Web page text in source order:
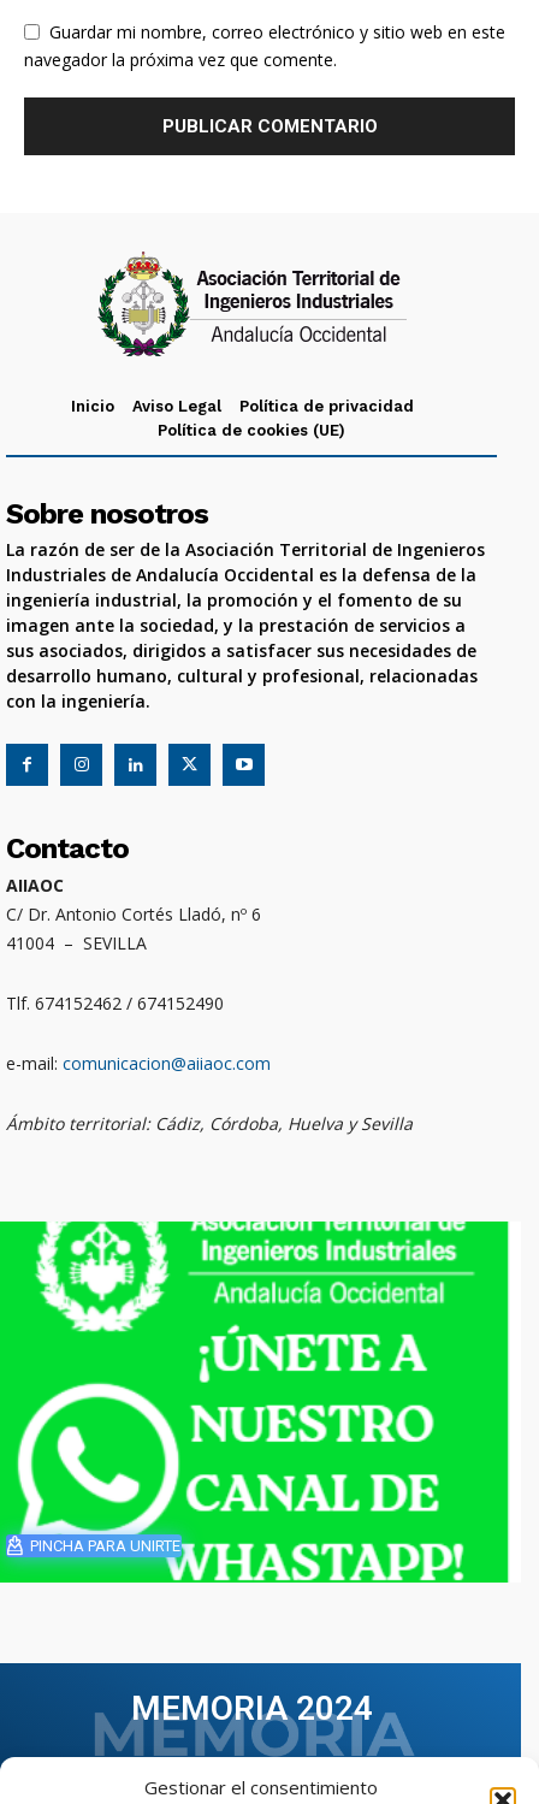
Gestionar el consentimiento
Guardar mi nombre, correo electrónico y sitio web en este
navegador la próxima vez que comente.
Inicio Aviso Legal
Política de privacidad
Política de cookies (UE)
Sobre nosotros
La razón de ser de la Asociación Territorial de Ingenieros
Industriales de Andalucía Occidental es la defensa de la
ingeniería industrial, la promoción y el fomento de su
imagen ante la sociedad, y la prestación de servicios a
sus asociados, dirigidos a satisfacer sus necesidades de
desarrollo humano, cultural y profesional, relacionadas
con la ingeniería.
Contacto
AIIAOC
C/ Dr. Antonio Cortés Lladó, nº 6
41004 – SEVILLA
Tlf. 674152462 / 674152490
e-mail: comunicacion@aiiaoc.com
Ámbito territorial: Cádiz, Córdoba, Huelva y Sevilla
PINCHA PARA UNIRTE
MEMORIA 2024